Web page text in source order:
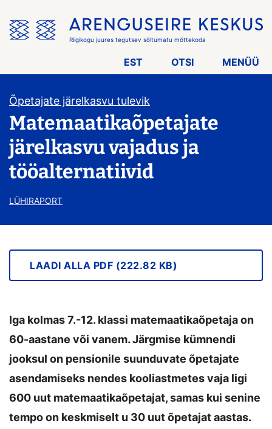
menüü
vahele
Riigikogu juures tegutsev sõltumatu mõttekoda
EST OTSI MENÜÜ
Õpetajate järelkasvu tulevik
Matemaatikaõpetajate
järelkasvu vajadus ja
tööalternatiivid
LÜHIRAPORT
LAADI ALLA PDF (222.82 KB)
Iga kolmas 7.-12. klassi matemaatikaõpetaja on
60-aastane või vanem. Järgmise kümnendi
jooksul on pensionile suunduvate õpetajate
asendamiseks nendes kooliastmetes vaja ligi
600 uut matemaatikaõpetajat, samas kui senine
tempo on keskmiselt u 30 uut õpetajat aastas.